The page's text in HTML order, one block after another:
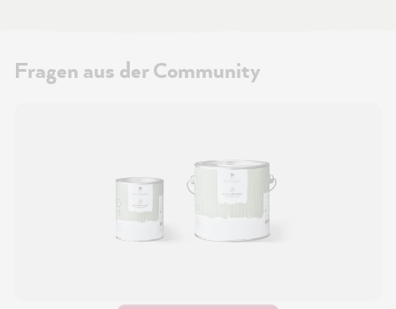
Fragen aus der Community